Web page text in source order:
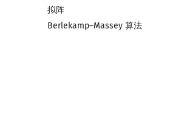
线性同余方程
中国剩余定理
常系数齐次线性递推
多项式平移|连续点值平移
伯努利数
Entringer Number
线性基
线性映射
概率不等式
非公平组合游戏
高斯消元
牛顿迭代法
拟阵
Berlekamp–Massey 算法